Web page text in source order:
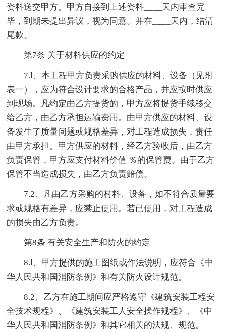
资料送交甲方。甲方自接到上述资料____天内审查完
毕，到期未提出异议，视为同意。并在____天内，结清
尾款。
第7条 关于材料供应的约定
7.l、本工程甲方负责采购供应的材料、设备（见附
表一），应为符合设计要求的合格产品，并应按时供应
到现场。凡约定由乙方提货的，甲方应将提货手续移交
给乙方，由乙方承担运输费用。由甲方供应的材料、设
备发生了质量问题或规格差异，对工程造成损失，责任
由甲方承担。甲方供应的材料，经乙方验收后，由乙方
负责保管，甲方应支付材料价值 ％的保管费。由于乙方
保管不当造成损失，由乙方负责赔偿。
7.2、凡由乙方采购的村料、设备，如不符合质量要
求或规格有差异，应禁止使用。若已使用，对工程造成
的损失由乙方负责。
第8条 有关安全生产和防火的约定
8.l、甲方提供的施工图纸或作法说明，应符合《中
华人民共和国消防条例》和有关防火设计规范。
8.2、乙方在施工期间应严格遵守《建筑安装工程安
全技术规程》、《建筑安装工人安全操作规程》、《中
华人民共和国消防条例》和其它相关的法规、规范。